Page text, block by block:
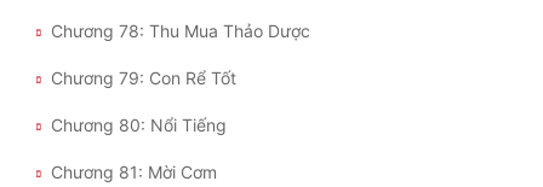
Chương 78: Thu Mua Thảo Dược
Chương 79: Con Rể Tốt
Chương 80: Nổi Tiếng
Chương 81: Mời Cơm